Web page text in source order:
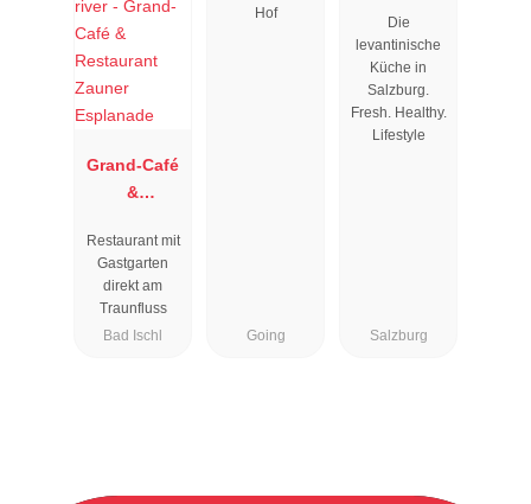
Grand-Café
&
Zauner
Esplanade
Restaurant mit
Gastgarten
direkt am
Traunfluss
Bad Ischl
Hof
Going
Die
levantinische
Küche in
Salzburg.
Fresh. Healthy.
Lifestyle
Salzburg